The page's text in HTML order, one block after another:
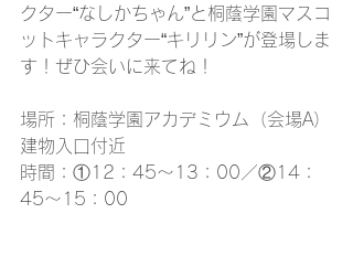
クター“なしかちゃん”と桐蔭学園マスコ
ットキャラクター“キリリン”が登場しま
す！ぜひ会いに来てね！
場所：桐蔭学園アカデミウム（会場A）
建物入口付近
時間：①12：45～13：00／②14：
45～15：00